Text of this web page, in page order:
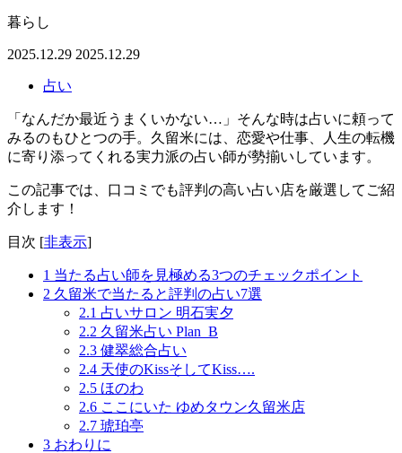
暮らし
2025.12.29 2025.12.29
占い
「なんだか最近うまくいかない…」そんな時は占いに頼って
みるのもひとつの手。久留米には、恋愛や仕事、人生の転機
に寄り添ってくれる実力派の占い師が勢揃いしています。
この記事では、口コミでも評判の高い占い店を厳選してご紹
介します！
目次 [非表示]
1 当たる占い師を見極める3つのチェックポイント
2 久留米で当たると評判の占い7選
2.1 占いサロン 明石実夕
2.2 久留米占い Plan_B
2.3 健翠総合占い
2.4 天使のKissそしてKiss….
2.5 ほのわ
2.6 ここにいた ゆめタウン久留米店
2.7 琥珀亭
3 おわりに